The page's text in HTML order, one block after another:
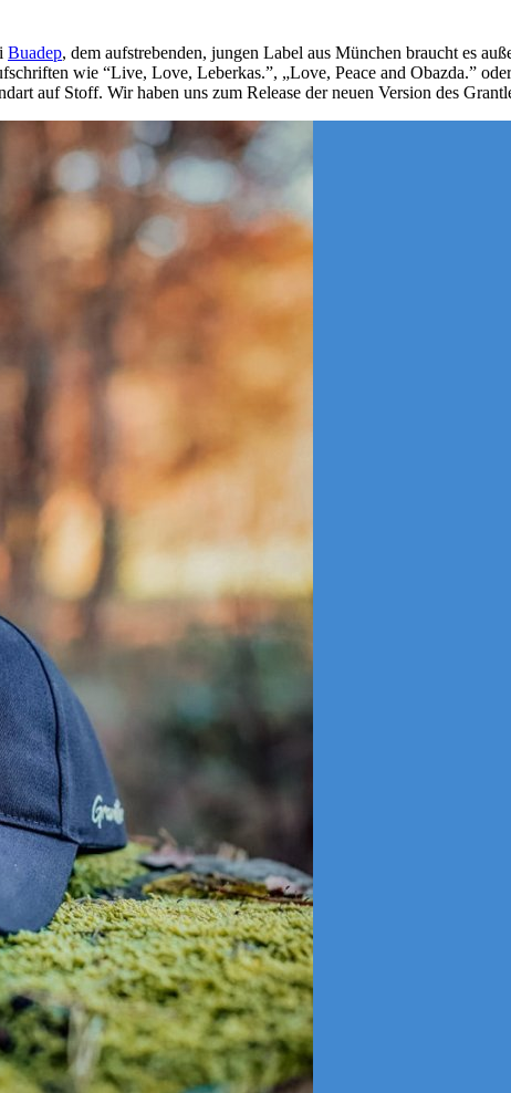
Buadep, dem aufstrebenden, jungen Label aus München braucht es
wie “Live, Love, Leberkas.”, „Love, Peace and Obazda.”
auf Stoff. Wir haben uns zum Release der neuen Version des